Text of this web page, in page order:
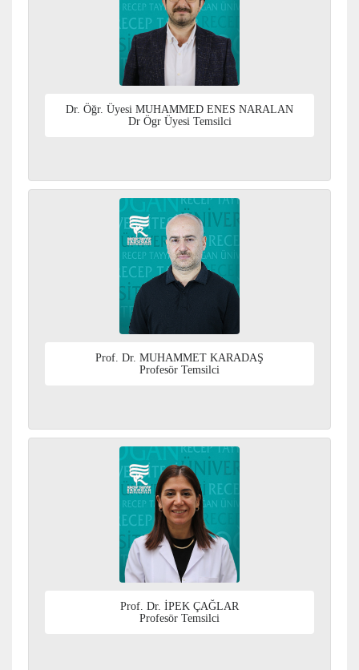
Dr. Öğr. Üyesi MUHAMMED ENES NARALAN
Dr Ögr Üyesi Temsilci
Prof. Dr. MUHAMMET KARADAŞ
Profesör Temsilci
Prof. Dr. İPEK ÇAĞLAR
Profesör Temsilci